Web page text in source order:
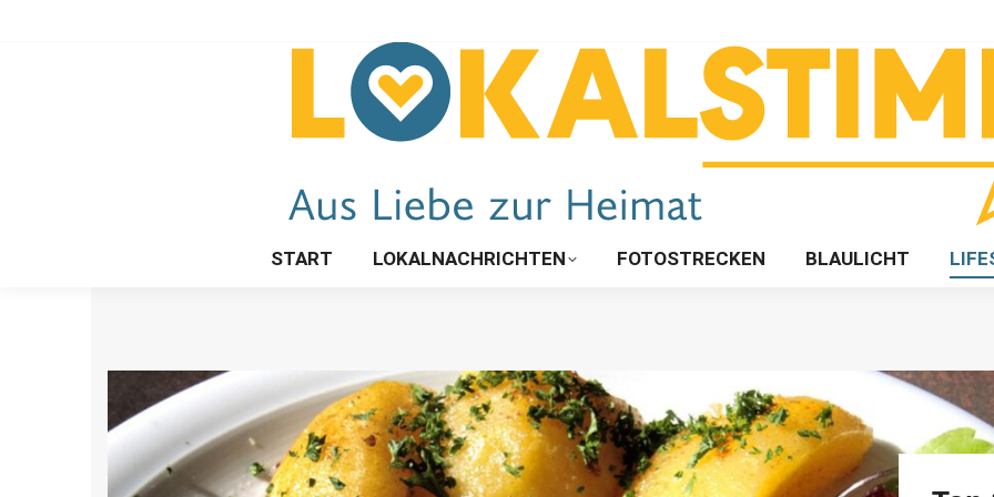
START LOKALNACHRICHTEN FOTOSTRECKEN BLAULICHT